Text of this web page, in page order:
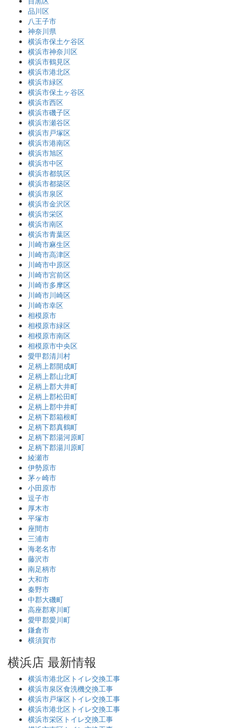
品川区
八王子市
神奈川県
横浜市保土ケ谷区
横浜市神奈川区
横浜市鶴見区
横浜市港北区
横浜市緑区
横浜市保土ヶ谷区
横浜市西区
横浜市磯子区
横浜市瀬谷区
横浜市戸塚区
横浜市港南区
横浜市旭区
横浜市中区
横浜市都筑区
横浜市都築区
横浜市泉区
横浜市金沢区
横浜市栄区
横浜市南区
横浜市青葉区
川崎市麻生区
川崎市高津区
川崎市中原区
川崎市宮前区
川崎市多摩区
川崎市川崎区
川崎市幸区
相模原市
相模原市緑区
相模原市南区
相模原市中央区
愛甲郡清川村
足柄上郡開成町
足柄上郡山北町
足柄上郡大井町
足柄上郡松田町
足柄上郡中井町
足柄下郡箱根町
足柄下郡真鶴町
足柄下郡湯河原町
足柄下郡湯川原町
綾瀬市
伊勢原市
茅ヶ崎市
小田原市
逗子市
厚木市
平塚市
座間市
三浦市
海老名市
藤沢市
南足柄市
大和市
秦野市
中郡大磯町
高座郡寒川町
愛甲郡愛川町
鎌倉市
横須賀市
横浜店 最新情報
横浜市港北区トイレ交換工事
横浜市泉区食洗機交換工事
横浜市戸塚区トイレ交換工事
横浜市港北区トイレ交換工事
横浜市栄区トイレ交換工事